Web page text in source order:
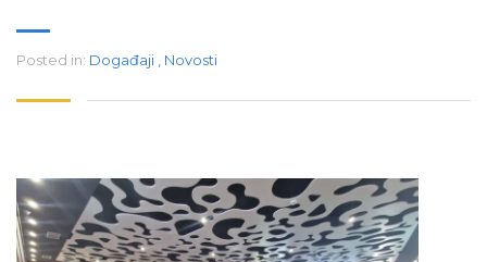
Posted in: Događaji , Novosti